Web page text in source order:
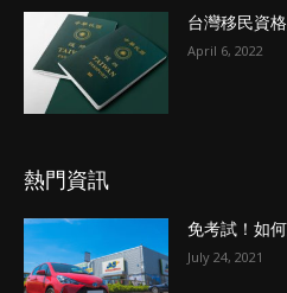
台灣移民資
April 6, 2022
熱門資訊
免考試！如
July 24, 2021